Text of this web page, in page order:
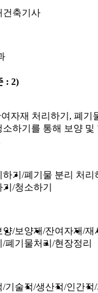
건축기사
: 2)
자재 처리하기, 폐기
소하기를 통해 보양 및
기
폐기물 분리 처리
청소하기
양 보양재 잔여자재 재
폐기물처리 현장정리
기술적 생산적 인간적